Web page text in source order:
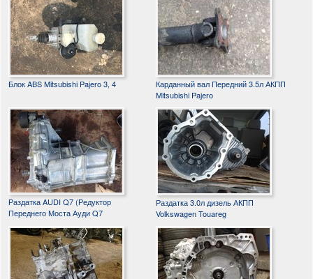
Блок ABS Mitsubishi Pajero 3, 4
Карданный вал Передний 3.5л АКПП
Mitsubishi Pajero
Раздатка AUDI Q7 (Редуктор
Переднего Моста Ауди Q7
Раздатка 3.0л дизель АКПП
Volkswagen Touareg